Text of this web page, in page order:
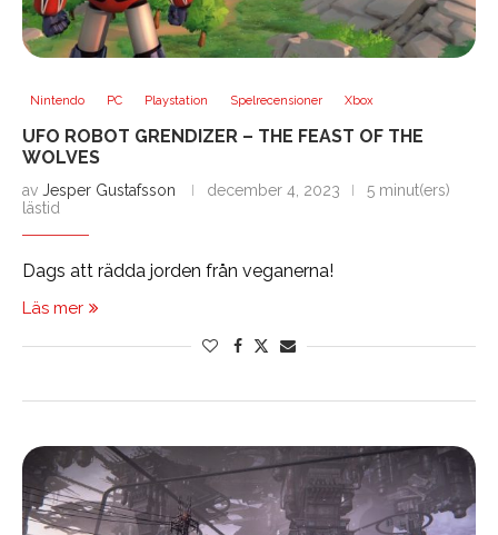
Nintendo PC Playstation Spelrecensioner Xbox
UFO ROBOT GRENDIZER – THE FEAST OF THE
WOLVES
av Jesper Gustafsson december 4, 2023
5 minut(ers)
lästid
Dags att rädda jorden från veganerna!
Läs mer